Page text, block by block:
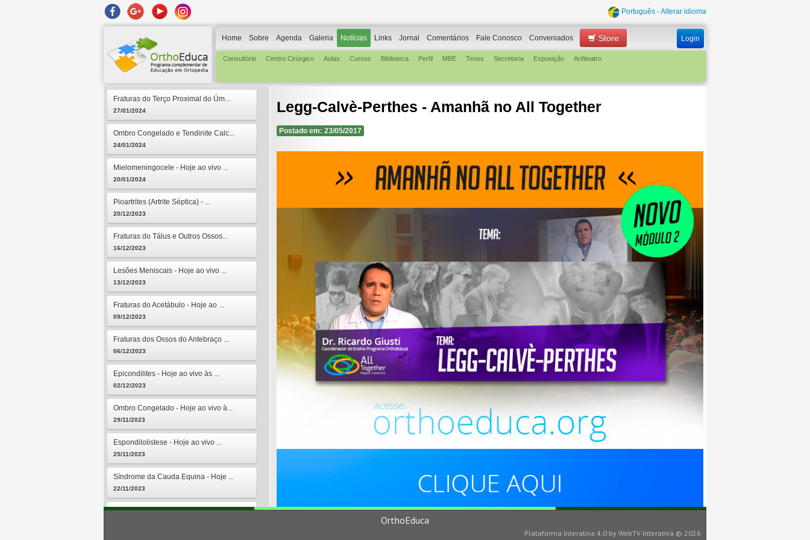
Português - Alterar idioma
Home Sobre Agenda Galeria Notícias Links Jornal Comentários Fale Conosco Conveniados Login
Store
Consultório Centro Cirúrgico Aulas Cursos Biblioteca Perfil MBE Teses Secretaria Exposição Anfiteatro
Fraturas do Terço Proximal do Úm...
27/01/2024
Ombro Congelado e Tendinite Calc...
24/01/2024
Mielomeningocele - Hoje ao vivo ...
20/01/2024
Pioartrites (Artrite Séptica) - ...
20/12/2023
Fraturas do Tálus e Outros Ossos...
16/12/2023
Lesões Meniscais - Hoje ao vivo ...
13/12/2023
Fraturas do Acetábulo - Hoje ao ...
09/12/2023
Fraturas dos Ossos do Antebraço ...
06/12/2023
Epicondilites - Hoje ao vivo às ...
02/12/2023
Ombro Congelado - Hoje ao vivo à...
29/11/2023
Espondilolistese - Hoje ao vivo ...
25/11/2023
Síndrome da Cauda Equina - Hoje ...
22/11/2023
Osteomielites - Hoje ao vivo às ...
Legg-Calvè-Perthes - Amanhã no All Together
Postado em: 23/05/2017
OrthoEduca
Plataforma Interativa 4.0 by WebTV Interativa © 2026